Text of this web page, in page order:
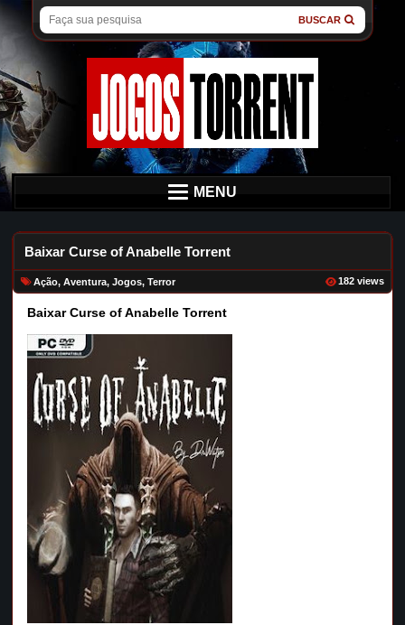
BUSCAR
MENU
Baixar Curse of Anabelle Torrent
Ação,Aventura,Jogos,Terror 182 views
Baixar Curse of Anabelle Torrent